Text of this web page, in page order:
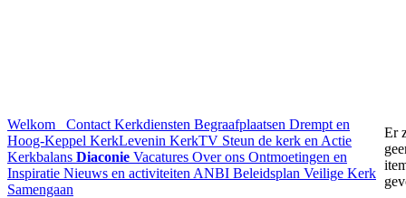
Welkom Contact Kerkdiensten Begraafplaatsen Drempt en
Hoog-Keppel KerkLevenin KerkTV Steun de kerk en Actie
Kerkbalans Diaconie Vacatures Over ons Ontmoetingen en
Inspiratie Nieuws en activiteiten ANBI Beleidsplan Veilige Kerk
Samengaan
Er